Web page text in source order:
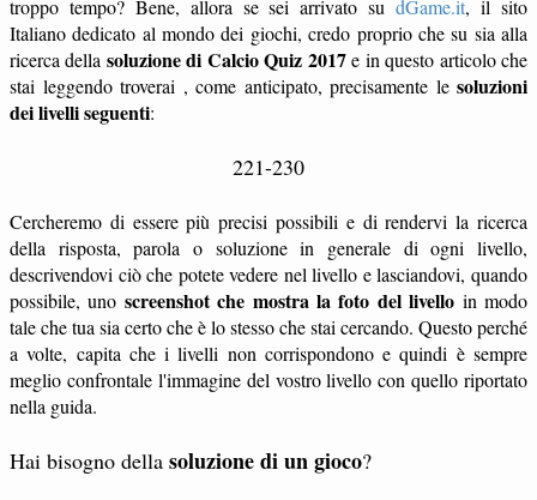
troppo tempo? Bene, allora se sei arrivato sudGame.it, il sito
Italiano dedicato al mondo dei giochi, credo proprio che su sia alla
ricerca della soluzione di Calcio Quiz 2017e in questo articolo che
stai leggendo troverai , come anticipato, precisamente le soluzioni
dei livelli seguenti:
221-230
Cercheremo di essere più precisi possibili e di rendervi la ricerca
della risposta, parola o soluzione in generale di ogni livello,
descrivendovi ciò che potete vedere nel livello e lasciandovi, quando
possibile, uno screenshot che mostra la foto del livello in modo
tale che tua sia certo che è lo stesso che stai cercando. Questo perché
a volte, capita che i livelli non corrispondono e quindi è sempre
meglio confrontale l'immagine del vostro livello con quello riportato
nella guida.
Hai bisogno della soluzione di un gioco?